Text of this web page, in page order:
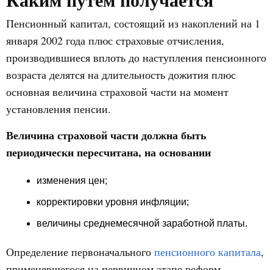
Пенсионный капитал, состоящий из накоплений на 1
января 2002 года плюс страховые отчисления,
производившиеся вплоть до наступления пенсионного
возраста делятся на длительность дожития плюс
основная величина страховой части на момент
установления пенсии.
Величина страховой части должна быть
периодически пересчитана, на основании
изменения цен;
корректировки уровня инфляции;
величины среднемесячной заработной платы.
Определение первоначального пенсионного капитала,